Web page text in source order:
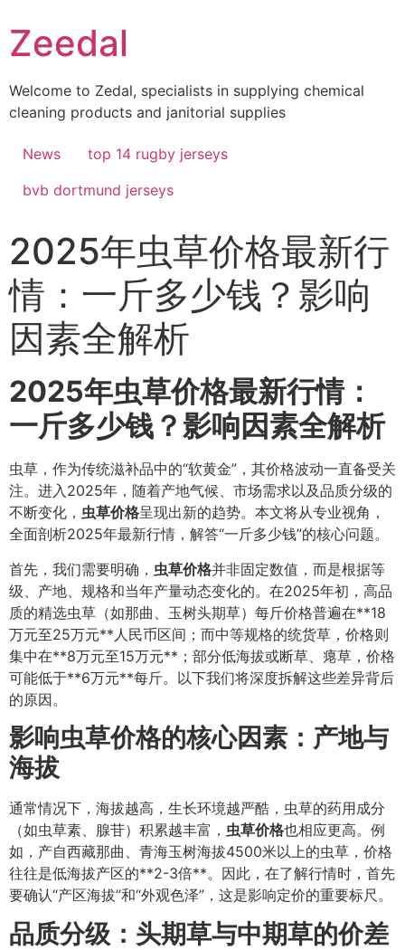
to
content
Zeedal
Welcome to Zedal, specialists in supplying chemical
cleaning products and janitorial supplies
News
top 14 rugby jerseys
bvb dortmund jerseys
2025年虫草价格最新行
情：一斤多少钱？影响
因素全解析
2025年虫草价格最新行情：
一斤多少钱？影响因素全解析
虫草，作为传统滋补品中的“软黄金”，其价格波动一直备受关
注。进入2025年，随着产地气候、市场需求以及品质分级的
不断变化， 虫草价格呈现出新的趋势。本文将从专业视角，
全面剖析2025年最新行情，解答“一斤多少钱”的核心问题。
首先，我们需要明确， 虫草价格并非固定数值，而是根据等
级、产地、规格和当年产量动态变化的。在2025年初，高品
质的精选虫草（如那曲、玉树头期草）每斤价格普遍在**18
万元至25万元**人民币区间；而中等规格的统货草，价格则
集中在**8万元至15万元**；部分低海拔或断草、瘪草，价格
可能低于**6万元**每斤。以下我们将深度拆解这些差异背后
的原因。
影响虫草价格的核心因素：产地与
海拔
通常情况下，海拔越高，生长环境越严酷，虫草的药用成分
（如虫草素、腺苷）积累越丰富， 虫草价格也相应更高。例
如，产自西藏那曲、青海玉树海拔4500米以上的虫草，价格
往往是低海拔产区的**2-3倍**。因此，在了解行情时，首先
要确认“产区海拔”和“外观色泽”，这是影响定价的重要标尺。
品质分级：头期草与中期草的价差